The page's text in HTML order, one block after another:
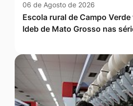
06 de Agosto de 2026
Escola rural de Campo
Ideb de Mato Grosso nas